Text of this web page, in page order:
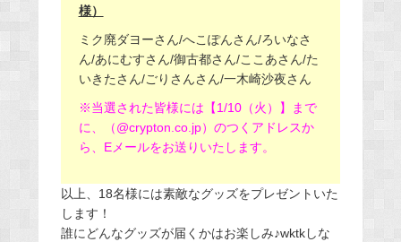
様）
ミク廃ダヨーさん/へこぽんさん/ろいなさ
ん/あにむすさん/御古都さん/ここあさん/た
いきたさん/ごりさんさん/一木崎沙夜さん
※当選された皆様には【1/10（火）】まで
に、（@crypton.co.jp）のつくアドレスか
ら、Eメールをお送りいたします。
以上、18名様には素敵なグッズをプレゼントいた
します！
誰にどんなグッズが届くかはお楽しみ♪wktkしな